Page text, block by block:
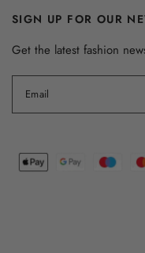
SIGN UP FOR OUR
Get the latest fashion
Email